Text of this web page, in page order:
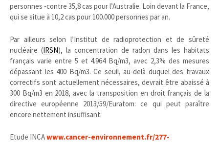
personnes -contre 35,8 cas pour l’Australie. Loin devant la France,
qui se situe à 10,2 cas pour 100.000 personnes par an.
Par ailleurs selon l’Institut de radioprotection et de sûreté
nucléaire (IRSN), la concentration de radon dans les habitats
français varie entre 5 et 4.964 Bq/m3, avec 2,3% des mesures
dépassant les 400 Bq/m3. Ce seuil, au-delà duquel des travaux
correctifs sont actuellement nécessaires, devrait être abaissé à
300 Bq/m3 en 2018, avec la transposition en droit français de la
directive européenne 2013/59/Euratom: ce qui peut paraître
encore nettement insuffisant.
Etude INCAwww.cancer-environnement.fr/277-